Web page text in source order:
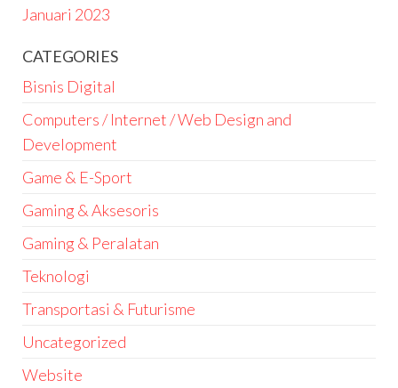
Januari 2023
CATEGORIES
Bisnis Digital
Computers / Internet / Web Design and
Development
Game & E-Sport
Gaming & Aksesoris
Gaming & Peralatan
Teknologi
Transportasi & Futurisme
Uncategorized
Website